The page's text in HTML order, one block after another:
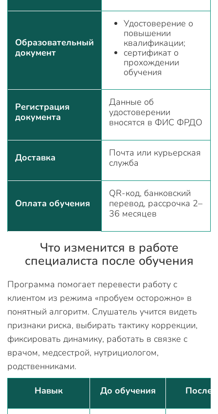
Образовательный
документ
Удостоверение о
повышении
квалификации;
сертификат о
прохождении
обучения
Регистрация
документа
Данные об
удостоверении
вносятся в ФИС ФРДО
Доставка
Почта или курьерская
служба
Оплата обучения
QR-код, банковский
перевод, рассрочка 2–
36 месяцев
Что изменится в работе
специалиста после обучения
Программа помогает перевести работу с
клиентом из режима «пробуем осторожно» в
понятный алгоритм. Слушатель учится видеть
признаки риска, выбирать тактику коррекции,
фиксировать динамику, работать в связке с
врачом, медсестрой, нутрициологом,
родственниками.
Навык До обучения После